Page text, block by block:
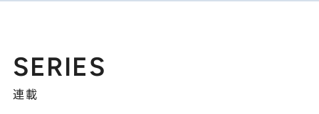
SERIES
連載